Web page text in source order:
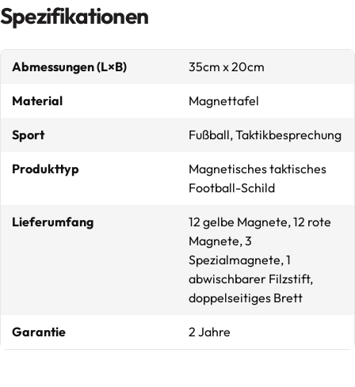
Spezifikationen
Abmessungen (L×B) 35cm x 20cm
Material Magnettafel
Sport Fußball, Taktikbesprechung
Produkttyp
Magnetisches taktisches
Football-Schild
Lieferumfang
12 gelbe Magnete, 12 rote
Magnete, 3
Spezialmagnete, 1
abwischbarer Filzstift,
doppelseitiges Brett
Garantie 2 Jahre